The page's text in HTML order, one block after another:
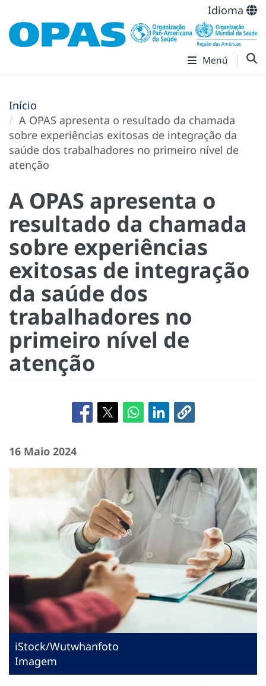
Idioma
Menú
Início
A OPAS apresenta o resultado da chamada
sobre experiências exitosas de integração da
saúde dos trabalhadores no primeiro nível de
atenção
A OPAS apresenta o
resultado da chamada
sobre experiências
exitosas de integração
da saúde dos
trabalhadores no
primeiro nível de
atenção
16 Maio 2024
iStock/Wutwhanfoto
Imagem